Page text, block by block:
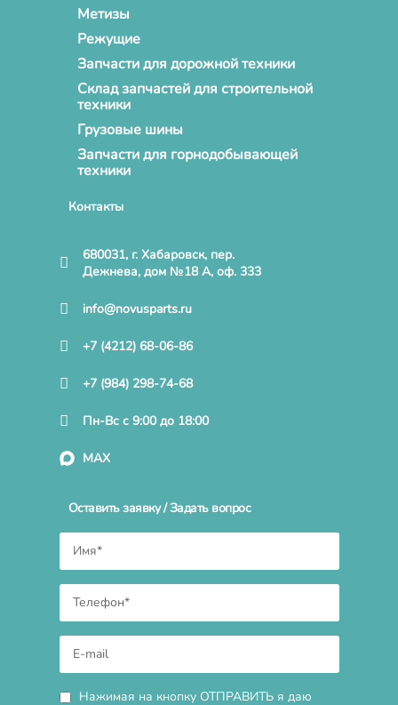
Метизы
Режущие
Запчасти для дорожной техники
Склад запчастей для строительной
техники
Грузовые шины
Запчасти для горнодобывающей
техники
Контакты
680031, г. Хабаровск, пер.
Дежнева, дом №18 А, оф. 333
info@novusparts.ru
+7 (4212) 68-06-86
+7 (984) 298-74-68
Пн-Вс с 9:00 до 18:00
MAX
Оставить заявку / Задать вопрос
Нажимая на кнопку ОТПРАВИТЬ я даю